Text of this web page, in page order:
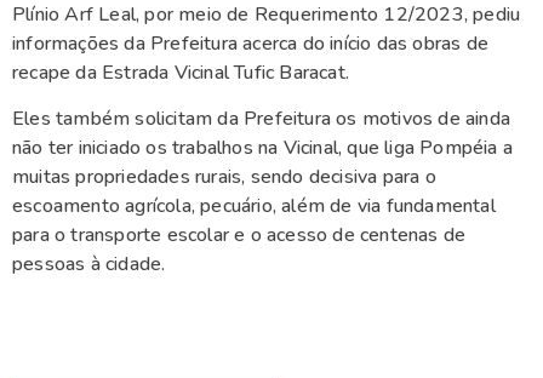
Plínio Arf Leal, por meio de Requerimento 12/2023, pediu
informações da Prefeitura acerca do início das obras de
recape da Estrada Vicinal Tufic Baracat.
Eles também solicitam da Prefeitura os motivos de ainda
não ter iniciado os trabalhos na Vicinal, que liga Pompéia a
muitas propriedades rurais, sendo decisiva para o
escoamento agrícola, pecuário, além de via fundamental
para o transporte escolar e o acesso de centenas de
pessoas à cidade.